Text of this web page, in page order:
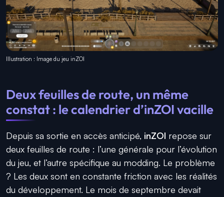
Illustration : Image du jeu inZOI
Deux feuilles de route, un même
constat : le calendrier d’inZOI vacille
Depuis sa sortie en accès anticipé, inZOI repose sur
deux feuilles de route : l’une générale pour l’évolution
du jeu, et l’autre spécifique au modding. Le problème
? Les deux sont en constante friction avec les réalités
du développement. Le mois de septembre devait